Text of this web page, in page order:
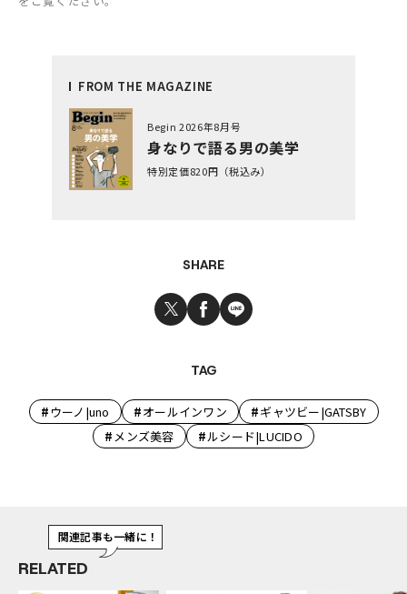
FROM THE MAGAZINE
Begin 2026年8月号
身なりで語る男の美学
特別定価820円（税込み）
SHARE
TAG
# ウーノ|uno #オールインワン #ギャツビー|GATSBY
#メンズ美容 #ルシード|LUCIDO
RELATED
関連記事も一緒に！